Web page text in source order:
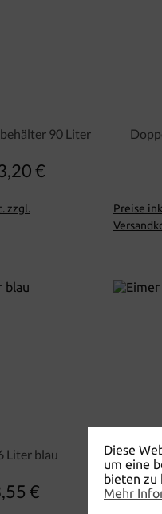
90 Liter
Regulärer Preis:
€
zzgl.
Preise
Liter blau
Regulärer Preis:
€
Diese
um eine
bieten zu
Mehr